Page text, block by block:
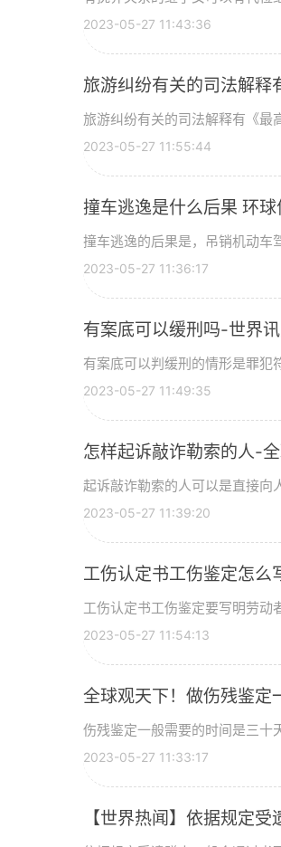
2023-05-27 11:43:36
旅游纠纷有关的司法解释
旅游纠纷有关的司法解释有《最
2023-05-27 11:55:44
撞车逃逸是什么后果 环球
撞车逃逸的后果是，吊销机动车
2023-05-27 11:36:17
有案底可以缓刑吗-世界
有案底可以判缓刑的情形是罪犯
2023-05-27 11:49:35
怎样起诉敲诈勒索的人-
起诉敲诈勒索的人可以是直接向
2023-05-27 11:39:20
工伤认定书工伤鉴定怎么
工伤认定书工伤鉴定要写明劳动
2023-05-27 11:54:13
全球观天下！做伤残鉴定
伤残鉴定一般需要的时间是三十
2023-05-27 11:33:17
【世界热闻】依据规定